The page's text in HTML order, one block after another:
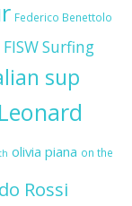
Federico Benettolo
FISW Surfing
sup
Leonard
olivia piana on the
Rossi